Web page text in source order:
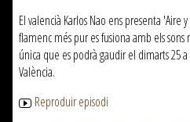
El valencià Karlos Nao ens presenta 'Aire
flamenc més pur es fusiona amb els
única que es podrà gaudir el dimarts 25
València.
Reproduir episodi